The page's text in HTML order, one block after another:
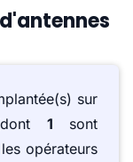
sur
1 sont
opérateurs